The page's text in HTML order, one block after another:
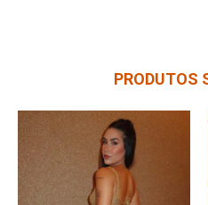
PRODUTOS